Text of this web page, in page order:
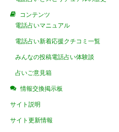
コンテンツ
電話占いマニュアル
電話占い新着応援クチコミ一覧
みんなの投稿電話占い体験談
占いご意見箱
情報交換掲示板
サイト説明
サイト更新情報